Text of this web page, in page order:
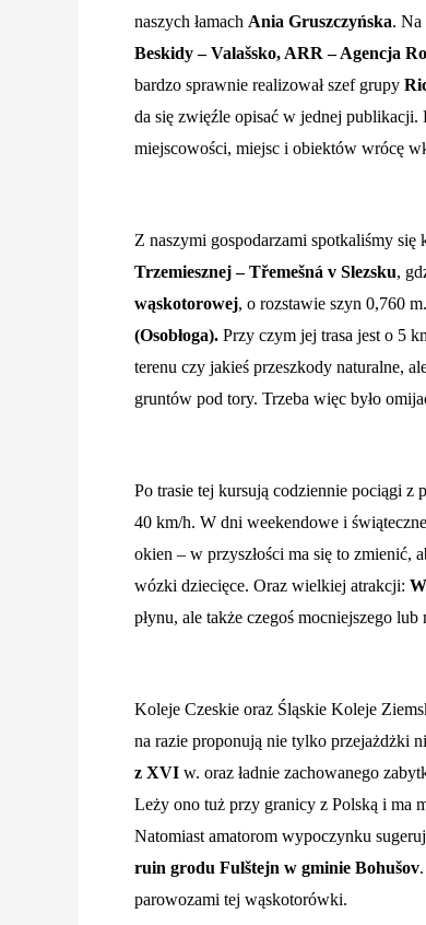
naszych łamach Ania Gruszczyńska. Na
Beskidy – Valašsko, ARR – Agencja
bardzo sprawnie realizował szef grupy
da się zwięźle opisać w jednej publikacji.
miejscowości, miejsc i obiektów wrócę
Z naszymi gospodarzami spotkaliśmy
Trzemiesznej – Třemešná v Slezsku,
wąskotorowej, o rozstawie szyn 0,760
(Osobłoga). Przy czym jej trasa jest o 5
terenu czy jakieś przeszkody naturalne,
gruntów pod tory. Trzeba więc było
Po trasie tej kursują codziennie pociągi z
40 km/h. W dni weekendowe i
okien – w przyszłości ma się to
wózki dziecięce. Oraz wielkiej atrakcji:
płynu, ale także czegoś mocniejszego
Koleje Czeskie oraz Śląskie Koleje
na razie proponują nie tylko przejażdżki
z XVI w. oraz ładnie zachowanego
Leży ono tuż przy granicy z Polską i ma
Natomiast amatorom wypoczynku
ruin grodu Fulštejn w gminie Bohušov
parowozami tej wąskotorówki.